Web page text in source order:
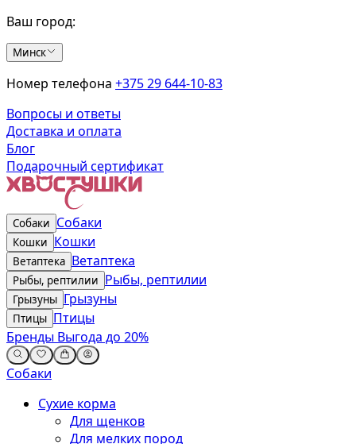
Ваш город:
Минск
Номер телефона +375 29 644-10-83
Вопросы и ответы
Доставка и оплата
Блог
Подарочный сертификат
Собаки Собаки
Кошки Кошки
Ветаптека Ветаптека
Рыбы, рептилии Рыбы, рептилии
Грызуны Грызуны
Птицы Птицы
Бренды Выгода до 20%
Собаки
Сухие корма
Для щенков
Для мелких пород